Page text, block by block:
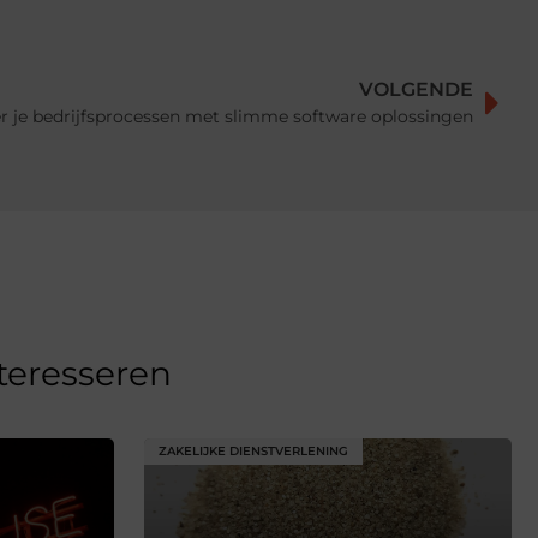
VOLGENDE
je bedrijfsprocessen met slimme software oplossingen
ZAKELIJKE DIENSTVERLENING